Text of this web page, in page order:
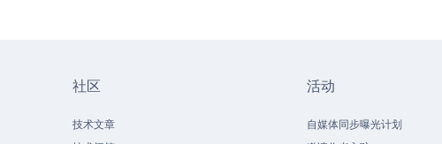
社区
技术文章
活动
自媒体同步曝光计划